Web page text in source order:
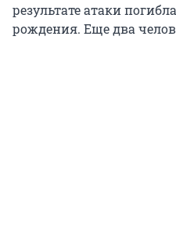
результате атаки
рождения. Еще два